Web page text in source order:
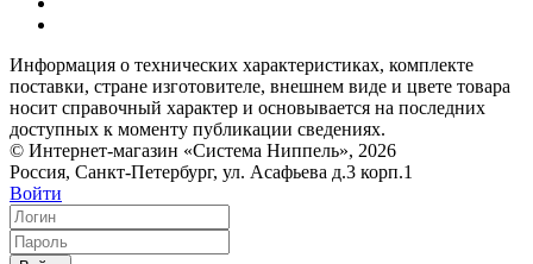
Информация о технических характеристиках, комплекте
поставки, стране изготовителе, внешнем виде и цвете товара
носит справочный характер и основывается на последних
доступных к моменту публикации сведениях.
© Интернет-магазин «Система Ниппель», 2026
Россия, Санкт-Петербург, ул. Асафьева д.3 корп.1
Войти